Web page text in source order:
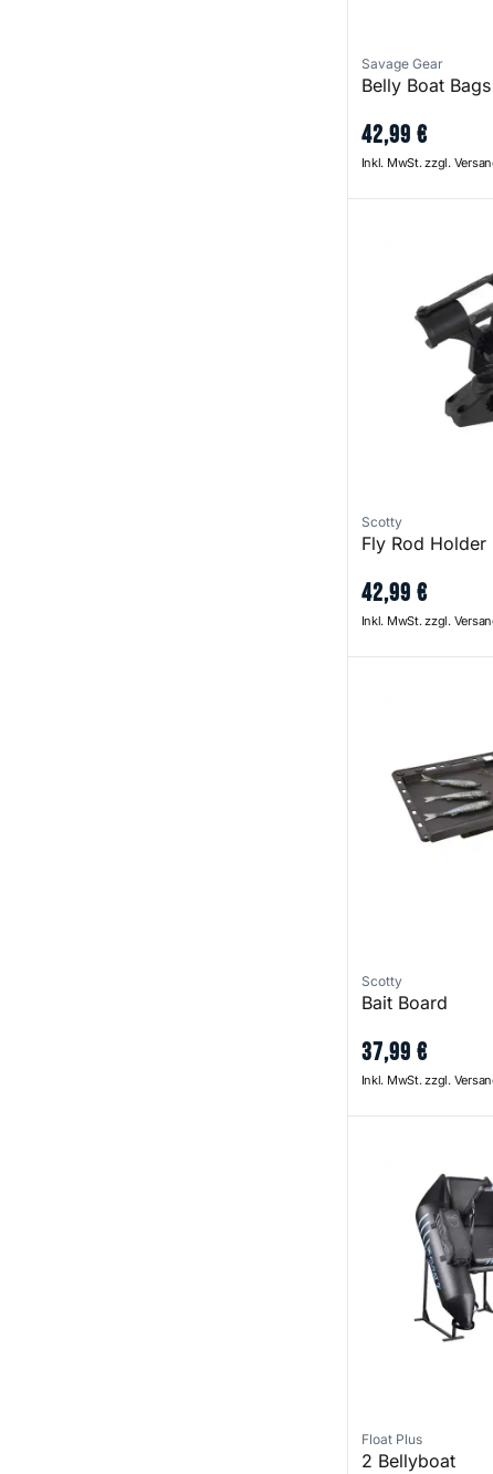
Savage Gear
Belly Boat Bags
42,99 €
Inkl. MwSt. zzgl.
Scotty
Fly Rod Holder
42,99 €
Inkl. MwSt. zzgl.
Scotty
Bait Board
37,99 €
Inkl. MwSt. zzgl.
Float Plus
2 Bellyboat